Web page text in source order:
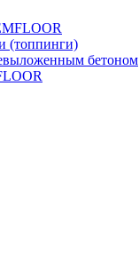
(топпинги)
бетоном